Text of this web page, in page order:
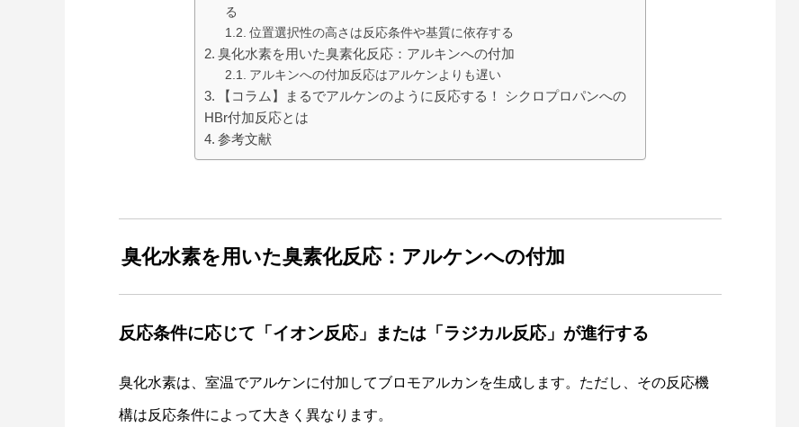
る
位置選択性の高さは反応条件や基質に依存する
臭化水素を用いた臭素化反応：アルキンへの付加
アルキンへの付加反応はアルケンよりも遅い
【コラム】まるでアルケンのように反応する！ シクロプロパンへの
HBr付加反応とは
参考文献
臭化水素を用いた臭素化反応：アルケンへの付加
反応条件に応じて「イオン反応」または「ラジカル反応」が進行する
臭化水素は、室温でアルケンに付加してブロモアルカンを生成します。ただし、その反応機
構は反応条件によって大きく異なります。